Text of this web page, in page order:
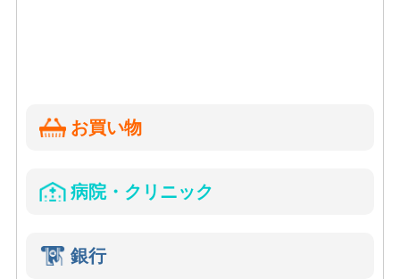
お買い物
病院・クリニック
銀行